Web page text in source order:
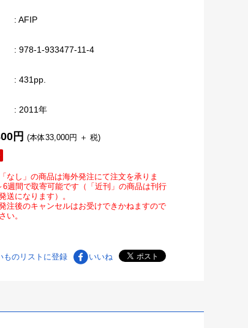
: AFIP
: 978-1-933477-11-4
: 431pp.
: 2011年
円 (本体33,000円 ＋ 税)
なし」の商品は海外発注にて注文を承りま
6週間で取寄可能です（「近刊」の商品は刊行
送になります）。
注後のキャンセルはお受けできかねますので
い。
ものリストに登録 いいね